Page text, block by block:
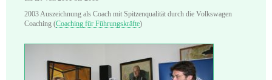
2003 Auszeichnung als Coach mit Spitzenqualität durch die Volkswagen
Coaching (Coaching für Führungskräfte)